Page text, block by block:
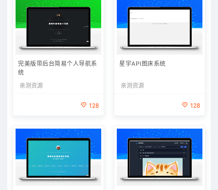
完美版带后台简易个人导航系
统
亲测资源
128
星宇API图床系统
亲测资源
128